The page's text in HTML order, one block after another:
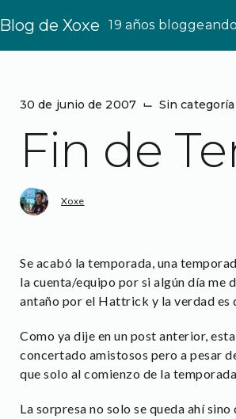
Blog de Xoxe 19 años bloggeando
30 de junio de 2007 ⌙ Sin categoría
Fin de
Xoxe
Se acabó la temporada, una
la cuenta/equipo por si algún día me
antaño por el Hattrick y la verdad es
Como ya dije en un post anterior,
concertado amistosos pero a pesar
que solo al comienzo de la
La sorpresa no solo se queda ahí